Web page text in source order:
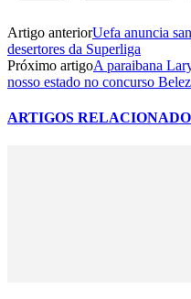
Artigo anteriorUefa anuncia
desertores da Superliga
Próximo artigoA paraibana
nosso estado no concurso
ARTIGOS